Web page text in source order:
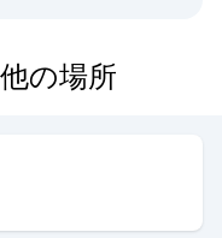
の場所